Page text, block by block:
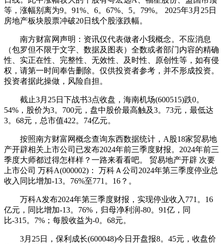
等，涨幅别离为9。91%、6。67%、5。79%。 2025年3月25日
房地产板块股票冲破20日线个股涨跌幅。
南方财富网声明：资讯仅代表做者小我概念。不应消息
（包罗但不限于文字、数据及图表）全数或者部门内容的精确
性、实正在性、完整性、无效性、及时性、原创性等，如有侵
权，请第一时间奉告删除。仅供投资者参考，并不形成投资。
投资者据此操做，风险自担。
截止3月25日下战书3点收盘，海南机场(600515)跌0。
54%，股价为3。700元，盘中股价最高触及3。73元，最低达
3。68元，总市值422。74亿元。
按照南方财富网概念查询东西数据统计，A股18家贸易地
产开辟相关上市公司已发布2024年前三季度财报。2024年前三
季度大师都过得怎样样？一路来看看吧。 贸易地产开辟 次要
上市公司 万科A(000002)： 万科Ａ公司2024年第三季度停业总
收入同比增加-13。76%至771。16？。
万科A发布2024年第三季度财报，实现停业收入771。16
亿元，同比增加-13。76%，归母净利润-80。91亿，同
比-315。7%；每股收益为-0。68元。
3月25日，保利成长(600048)今日开盘报8。45元，收盘价